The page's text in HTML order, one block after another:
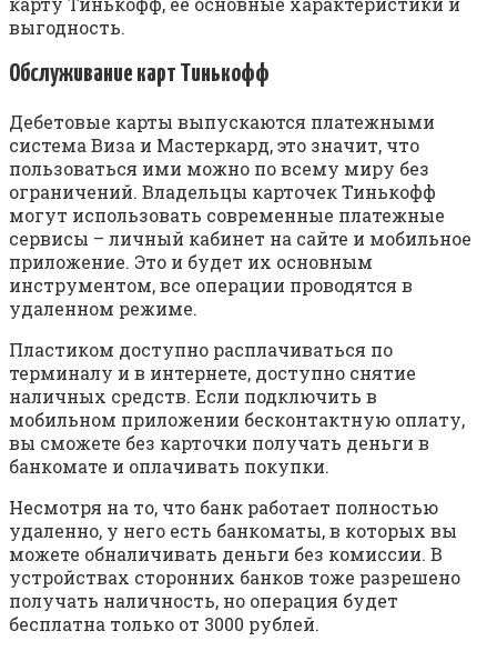
выгодность.
Обслуживание карт Тинькофф
Дебетовые карты выпускаются платежными
система Виза и Мастеркард, это значит, что
пользоваться ими можно по всему миру без
ограничений. Владельцы карточек Тинькофф
могут использовать современные платежные
сервисы – личный кабинет на сайте и мобильное
приложение. Это и будет их основным
инструментом, все операции проводятся в
удаленном режиме.
Пластиком доступно расплачиваться по
терминалу и в интернете, доступно снятие
наличных средств. Если подключить в
мобильном приложении бесконтактную оплату,
вы сможете без карточки получать деньги в
банкомате и оплачивать покупки.
Несмотря на то, что банк работает полностью
удаленно, у него есть банкоматы, в которых вы
можете обналичивать деньги без комиссии. В
устройствах сторонних банков тоже разрешено
получать наличность, но операция будет
бесплатна только от 3000 рублей.